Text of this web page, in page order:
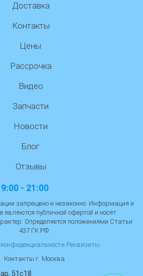
Доставка
Контакты
Цены
Рассрочка
Видео
Запчасти
Новости
Блог
Отзывы
- 21:00
запрещено и незаконно. Информация и
являются публичной офертой и носят
Определяется положениями Статьи
437 ГК РФ.
Реквизиты
Контакты г. Москва
51с18